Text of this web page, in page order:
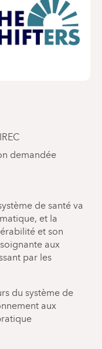
demandée
de santé va
et la
et son
aux
par les
du système de
aux